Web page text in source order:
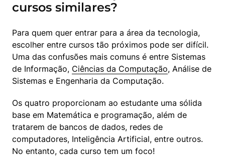
cursos similares?
Para quem quer entrar para a área da tecnologia,
escolher entre cursos tão próximos pode ser difícil.
Uma das confusões mais comuns é entre Sistemas
de Informação, Ciências da Computação, Análise de
Sistemas e Engenharia da Computação.
Os quatro proporcionam ao estudante uma sólida
base em Matemática e programação, além de
tratarem de bancos de dados, redes de
computadores, Inteligência Artificial, entre outros.
No entanto, cada curso tem um foco!